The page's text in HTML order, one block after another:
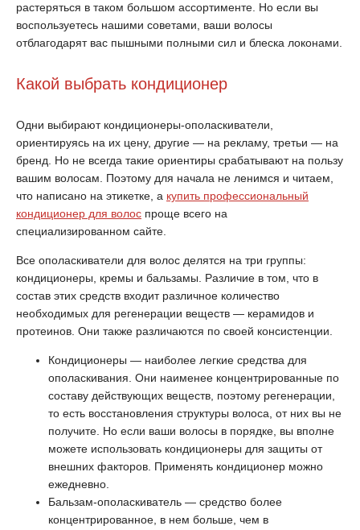
растеряться в таком большом ассортименте. Но если вы
воспользуетесь нашими советами, ваши волосы
отблагодарят вас пышными полными сил и блеска локонами.
Какой выбрать кондиционер
Одни выбирают кондиционеры-ополаскиватели,
ориентируясь на их цену, другие — на рекламу, третьи — на
бренд. Но не всегда такие ориентиры срабатывают на пользу
вашим волосам. Поэтому для начала не ленимся и читаем,
что написано на этикетке, а купить профессиональный
кондиционер для волос проще всего на
специализированном сайте.
Все ополаскиватели для волос делятся на три группы:
кондиционеры, кремы и бальзамы. Различие в том, что в
состав этих средств входит различное количество
необходимых для регенерации веществ — керамидов и
протеинов. Они также различаются по своей консистенции.
Кондиционеры — наиболее легкие средства для
ополаскивания. Они наименее концентрированные по
составу действующих веществ, поэтому регенерации,
то есть восстановления структуры волоса, от них вы не
получите. Но если ваши волосы в порядке, вы вполне
можете использовать кондиционеры для защиты от
внешних факторов. Применять кондиционер можно
ежедневно.
Бальзам-ополаскиватель — средство более
концентрированное, в нем больше, чем в